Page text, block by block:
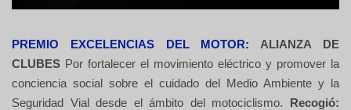
PREMIO EXCELENCIAS DEL MOTOR: ALIANZA DE
CLUBES Por fortalecer el movimiento eléctrico y promover la
conciencia social sobre el cuidado del Medio Ambiente y la
Seguridad Vial desde el ámbito del motociclismo. Recogió: